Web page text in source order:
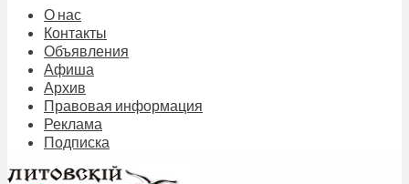
О нас
Контакты
Объявления
Афиша
Архив
Правовая информация
Реклама
Подписка